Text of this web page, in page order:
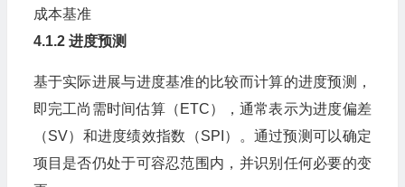
成本基准
4.1.2 进度预测
基于实际进展与进度基准的比较而计算的进度预测，
即完工尚需时间估算（ETC），通常表示为进度偏差
（SV）和进度绩效指数（SPI）。通过预测可以确定
项目是否仍处于可容忍范围内，并识别任何必要的变